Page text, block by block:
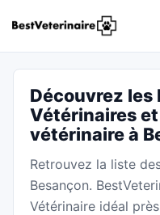
Découvrez les
Vétérinaires
vétérinaire à
Retrouvez la liste
Besançon.
Vétérinaire idéal